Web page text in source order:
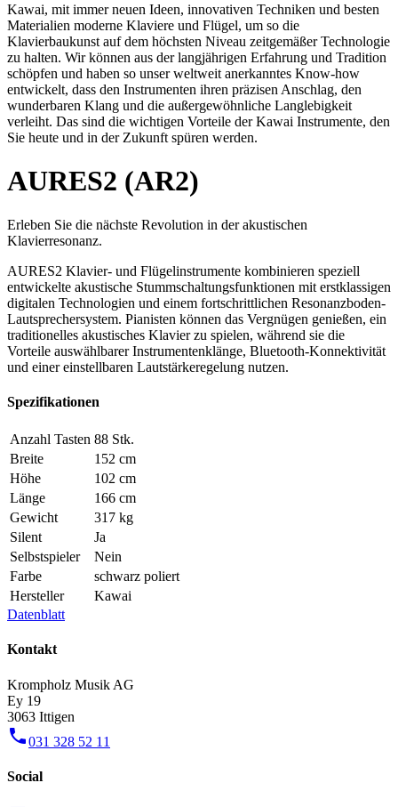
Kawai, mit immer neuen Ideen, innovativen Techniken und besten
Materialien moderne Klaviere und Flügel, um so die
Klavierbaukunst auf dem höchsten Niveau zeitgemäßer Technologie
zu halten. Wir können aus der langjährigen Erfahrung und Tradition
schöpfen und haben so unser weltweit anerkanntes Know-how
entwickelt, dass den Instrumenten ihren präzisen Anschlag, den
wunderbaren Klang und die außergewöhnliche Langlebigkeit
verleiht. Das sind die wichtigen Vorteile der Kawai Instrumente, den
Sie heute und in der Zukunft spüren werden.
AURES2 (AR2)
Erleben Sie die nächste Revolution in der akustischen
Klavierresonanz.
AURES2 Klavier- und Flügelinstrumente kombinieren speziell
entwickelte akustische Stummschaltungsfunktionen mit erstklassigen
digitalen Technologien und einem fortschrittlichen Resonanzboden-
Lautsprechersystem. Pianisten können das Vergnügen genießen, ein
traditionelles akustisches Klavier zu spielen, während sie die
Vorteile auswählbarer Instrumentenklänge, Bluetooth-Konnektivität
und einer einstellbaren Lautstärkeregelung nutzen.
Spezifikationen
Anzahl Tasten 88 Stk.
Breite
152 cm
Höhe
102 cm
Länge
166 cm
Gewicht
317 kg
Silent
Ja
Selbstspieler
Nein
Farbe
schwarz poliert
Hersteller
Kawai
Datenblatt
Kontakt
Krompholz Musik AG
Ey 19
3063 Ittigen
phone031 328 52 11
Social